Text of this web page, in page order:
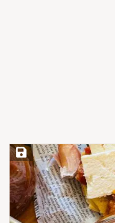
Save Recipe